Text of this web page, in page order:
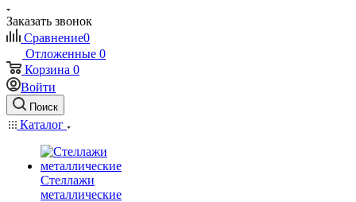
Заказать звонок
Сравнение0
Отложенные 0
Корзина 0
Войти
Поиск
Каталог
Стеллажи
металлические